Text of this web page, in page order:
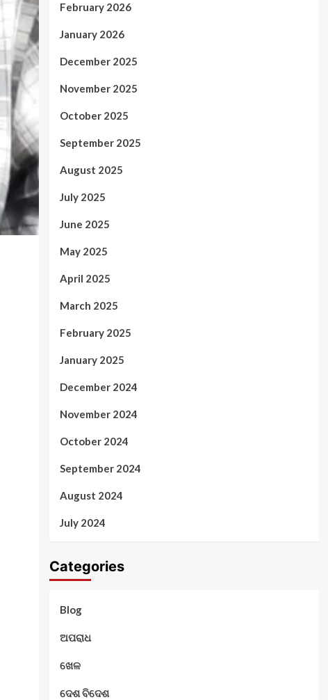
February 2026
January 2026
December 2025
November 2025
October 2025
September 2025
August 2025
July 2025
June 2025
May 2025
April 2025
March 2025
February 2025
January 2025
December 2024
November 2024
October 2024
September 2024
August 2024
July 2024
Categories
Blog
ଅପରାଧ
ଖେଳ
ଦେଶ ବିଦେଶ